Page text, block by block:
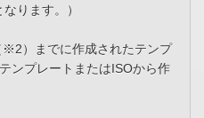
ます。）
）までに作成されたテンプ
ンプレートまたはISOから作